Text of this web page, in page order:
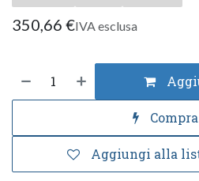
350,66 €IVA esclusa
Aggiungi alla